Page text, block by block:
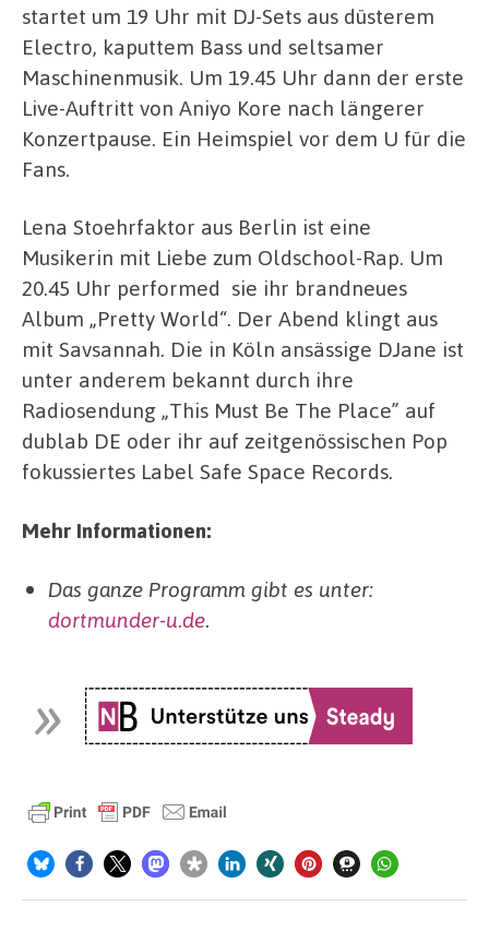
startet um 19 Uhr mit DJ-Sets aus düsterem
Electro, kaputtem Bass und seltsamer
Maschinenmusik. Um 19.45 Uhr dann der erste
Live-Auftritt von Aniyo Kore nach längerer
Konzertpause. Ein Heimspiel vor dem U für die
Fans.
Lena Stoehrfaktor aus Berlin ist eine
Musikerin mit Liebe zum Oldschool-Rap. Um
20.45 Uhr performed sie ihr brandneues
Album „Pretty World“. Der Abend klingt aus
mit Savsannah. Die in Köln ansässige DJane ist
unter anderem bekannt durch ihre
Radiosendung „This Must Be The Place” auf
dublab DE oder ihr auf zeitgenössischen Pop
fokussiertes Label Safe Space Records.
Mehr Informationen:
Das ganze Programm gibt es unter:
dortmunder-u.de.